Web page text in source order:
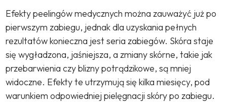
Efekty peelingów medycznych można zauważyć już po
pierwszym zabiegu, jednak dla uzyskania pełnych
rezultatów konieczna jest seria zabiegów. Skóra staje
się wygładzona, jaśniejsza, a zmiany skórne, takie jak
przebarwienia czy blizny potrądzikowe, są mniej
widoczne. Efekty te utrzymują się kilka miesięcy, pod
warunkiem odpowiedniej pielęgnacji skóry po zabiegu.